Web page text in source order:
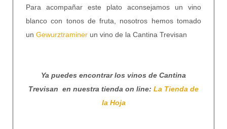
Para acompañar este plato aconsejamos un vino
blanco con tonos de fruta, nosotros hemos tomado
un Gewurztraminer un vino de la Cantina Trevisan
Ya puedes encontrar los vinos de Cantina
Trevisan en nuestra tienda on line: La Tienda de
la Hoja